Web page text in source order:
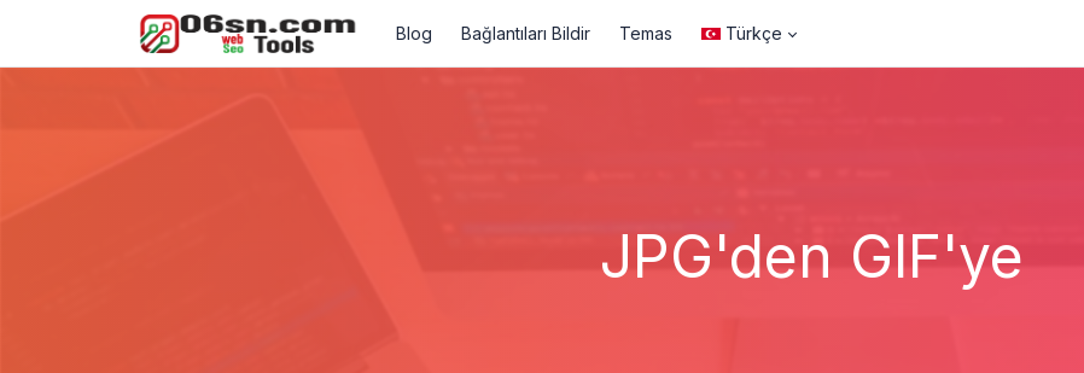
Blog Bağlantıları Bildir Temas Türkçe
JPG'den GIF'ye